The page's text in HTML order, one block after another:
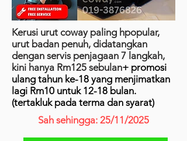
Kerusi urut coway paling hpopular,
urut badan penuh, didatangkan
dengan servis penjagaan 7 langkah,
kini hanya Rm125 sebulan+ promosi
ulang tahun ke-18 yang menjimatkan
lagi Rm10 untuk 12-18 bulan.
(tertakluk pada terma dan syarat)
Sah sehingga: 25/11/2025